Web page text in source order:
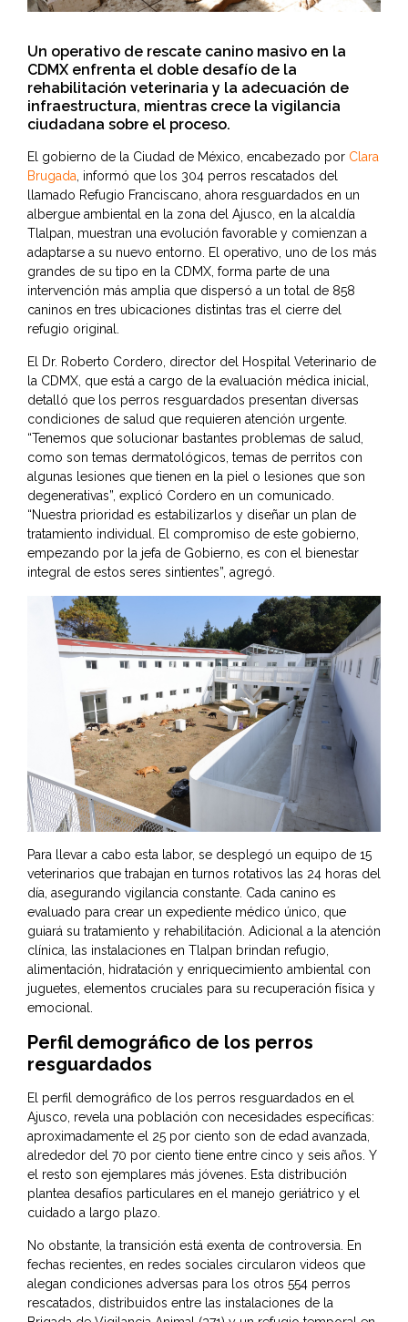
Un operativo de rescate canino masivo en la
CDMX enfrenta el doble desafío de la
rehabilitación veterinaria y la adecuación de
infraestructura, mientras crece la vigilancia
ciudadana sobre el proceso.
El gobierno de la Ciudad de México, encabezado por Clara
Brugada, informó que los 304 perros rescatados del
llamado Refugio Franciscano, ahora resguardados en un
albergue ambiental en la zona del Ajusco, en la alcaldía
Tlalpan, muestran una evolución favorable y comienzan a
adaptarse a su nuevo entorno. El operativo, uno de los más
grandes de su tipo en la CDMX, forma parte de una
intervención más amplia que dispersó a un total de 858
caninos en tres ubicaciones distintas tras el cierre del
refugio original.
El Dr. Roberto Cordero, director del Hospital Veterinario de
la CDMX, que está a cargo de la evaluación médica inicial,
detalló que los perros resguardados presentan diversas
condiciones de salud que requieren atención urgente.
“Tenemos que solucionar bastantes problemas de salud,
como son temas dermatológicos, temas de perritos con
algunas lesiones que tienen en la piel o lesiones que son
degenerativas”, explicó Cordero en un comunicado.
“Nuestra prioridad es estabilizarlos y diseñar un plan de
tratamiento individual. El compromiso de este gobierno,
empezando por la jefa de Gobierno, es con el bienestar
integral de estos seres sintientes”, agregó.
Para llevar a cabo esta labor, se desplegó un equipo de 15
veterinarios que trabajan en turnos rotativos las 24 horas del
día, asegurando vigilancia constante. Cada canino es
evaluado para crear un expediente médico único, que
guiará su tratamiento y rehabilitación. Adicional a la atención
clínica, las instalaciones en Tlalpan brindan refugio,
alimentación, hidratación y enriquecimiento ambiental con
juguetes, elementos cruciales para su recuperación física y
emocional.
Perfil demográfico de los perros
resguardados
El perfil demográfico de los perros resguardados en el
Ajusco, revela una población con necesidades específicas:
aproximadamente el 25 por ciento son de edad avanzada,
alrededor del 70 por ciento tiene entre cinco y seis años. Y
el resto son ejemplares más jóvenes. Esta distribución
plantea desafíos particulares en el manejo geriátrico y el
cuidado a largo plazo.
No obstante, la transición está exenta de controversia. En
fechas recientes, en redes sociales circularon videos que
alegan condiciones adversas para los otros 554 perros
rescatados, distribuidos entre las instalaciones de la